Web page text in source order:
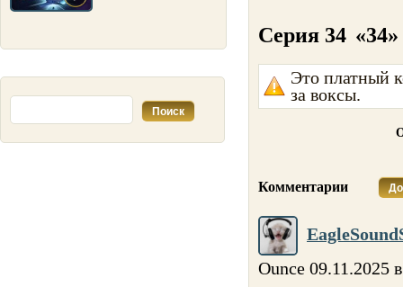
Серия 34 «34»
Это платный
за воксы.
Комментарии
Ounce 09.11.2025